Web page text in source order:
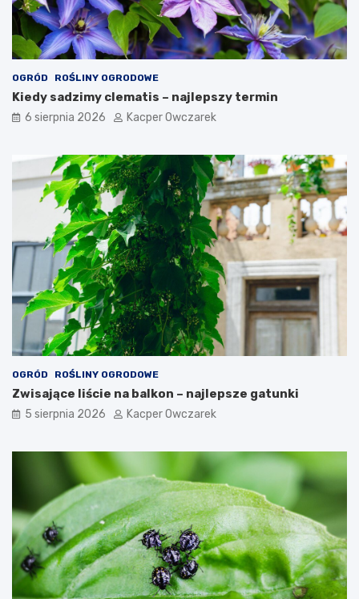
OGRÓD ROŚLINY OGRODOWE
Kiedy sadzimy clematis – najlepszy termin
6 sierpnia 2026 Kacper Owczarek
OGRÓD ROŚLINY OGRODOWE
Zwisające liście na balkon – najlepsze gatunki
5 sierpnia 2026 Kacper Owczarek